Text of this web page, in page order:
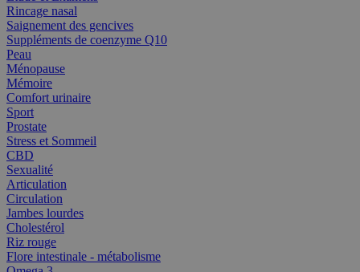
Rincage nasal
Saignement des gencives
Suppléments de coenzyme Q10
Peau
Ménopause
Mémoire
Comfort urinaire
Sport
Prostate
Stress et Sommeil
CBD
Sexualité
Articulation
Circulation
Jambes lourdes
Cholestérol
Riz rouge
Flore intestinale - métabolisme